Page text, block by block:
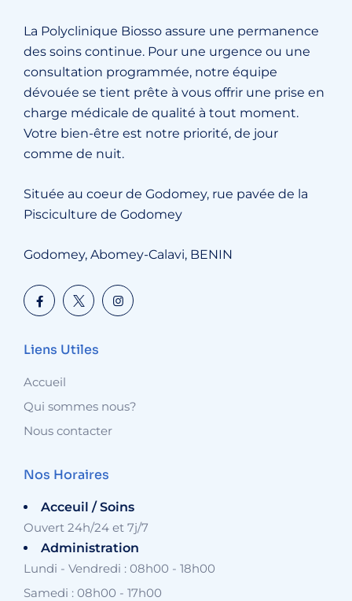
La Polyclinique Biosso assure une permanence
des soins continue. Pour une urgence ou une
consultation programmée, notre équipe
dévouée se tient prête à vous offrir une prise en
charge médicale de qualité à tout moment.
Votre bien-être est notre priorité, de jour
comme de nuit.
Située au coeur de Godomey, rue pavée de la
Pisciculture de Godomey
Godomey, Abomey-Calavi, BENIN
Liens Utiles
Accueil
Qui sommes nous?
Nous contacter
Nos Horaires
Acceuil / Soins
Ouvert 24h/24 et 7j/7
Administration
Lundi - Vendredi : 08h00 - 18h00
Samedi : 08h00 - 17h00